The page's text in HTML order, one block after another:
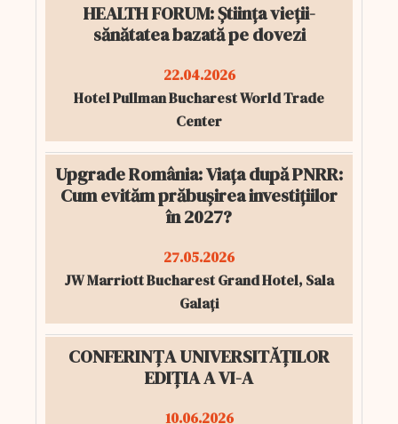
HEALTH FORUM: Știința vieții-
sănătatea bazată pe dovezi
22.04.2026
Hotel Pullman Bucharest World Trade
Center
Upgrade România: Viața după PNRR:
Cum evităm prăbușirea investițiilor
în 2027?
27.05.2026
JW Marriott Bucharest Grand Hotel, Sala
Galați
CONFERINȚA UNIVERSITĂȚILOR
EDIȚIA A VI-A
10.06.2026